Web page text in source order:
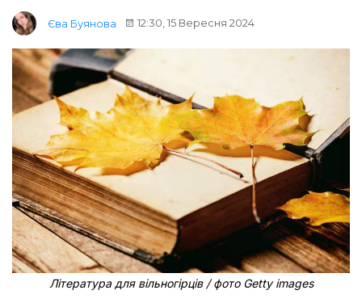
Єва Буянова 12:30, 15 Вересня 2024
Література для вільногірців / фото Getty images